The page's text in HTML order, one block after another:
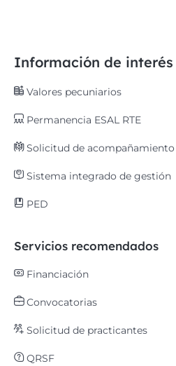
Información de interés
Valores pecuniarios
Permanencia ESAL RTE
Solicitud de acompañamiento
Sistema integrado de gestión
PED
Servicios recomendados
Financiación
Convocatorias
Solicitud de practicantes
QRSF